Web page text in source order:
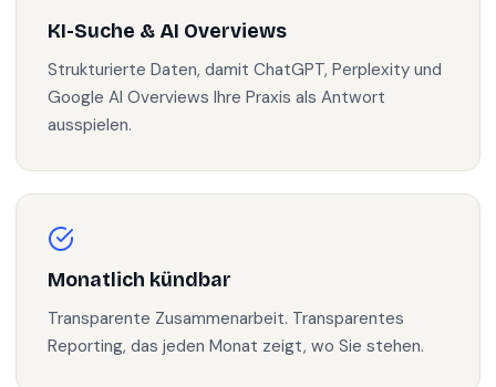
KI-Suche & AI Overviews
Strukturierte Daten, damit ChatGPT, Perplexity und
Google AI Overviews Ihre Praxis als Antwort
ausspielen.
Monatlich kündbar
Transparente Zusammenarbeit. Transparentes
Reporting, das jeden Monat zeigt, wo Sie stehen.